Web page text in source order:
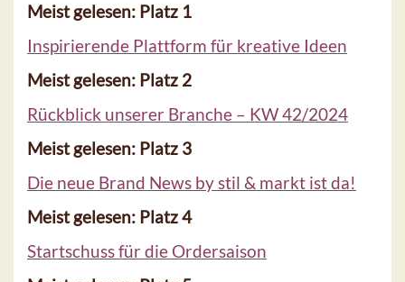
Meist gelesen: Platz 1
Inspirierende Plattform für kreative Ideen
Meist gelesen: Platz 2
Rückblick unserer Branche – KW 42/2024
Meist gelesen: Platz 3
Die neue Brand News by stil & markt ist da!
Meist gelesen: Platz 4
Startschuss für die Ordersaison